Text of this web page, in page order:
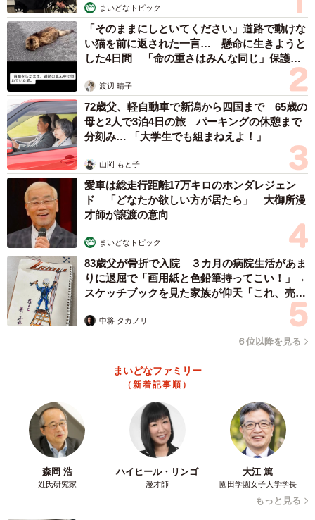
まいどなトピック
「そのままにしといてください」道路で動けな
い猫を前に返された一言… 懸命に生きようと
した4日間 「命の重さはみんな同じ」保護団
渡辺 晴子
72歳父、軽自動車で新潟から四国まで 65歳の
母と2人で3泊4日の旅 パーキングの休憩まで
分刻み… 「大学生でも組まねえよ！」
山岡 もと子
愛車は総走行距離17万キロのホンダレジェン
ド 「どなたか欲しい方が居たら」 大御所漫
才師が譲渡の意向
まいどなトピック
83歳父が骨折で入院 ３カ月の病院生活があま
りに退屈で「画用紙と色鉛筆持ってこい！」→
スケッチブックを見た家族が仰天「これ、売れ
中将 タカノリ
６位以降を見る
まいどなファミリー
（新着記事順）
森岡 浩
姓氏研究家
ハイヒール・リンゴ
漫才師
大江 篤
園田学園女子大学学長
もっと見る